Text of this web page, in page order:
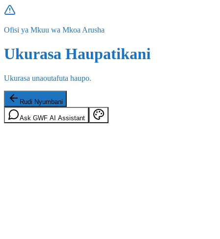
Ofisi ya Mkuu wa Mkoa Arusha
Ukurasa Haupatikani
Ukurasa unaoutafuta haupo.
Rudi Nyumbani
Ask GWF AI Assistant